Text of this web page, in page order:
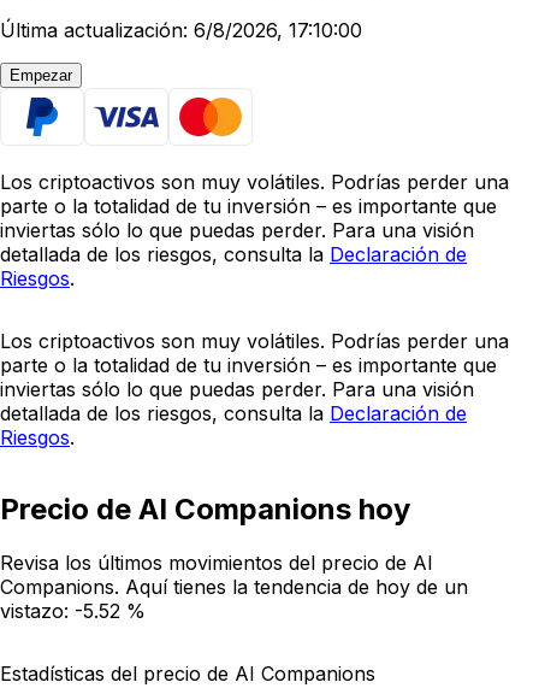
Última actualización: 6/8/2026, 17:10:00
Empezar
Los criptoactivos son muy volátiles. Podrías perder una
parte o la totalidad de tu inversión – es importante que
inviertas sólo lo que puedas perder. Para una visión
detallada de los riesgos, consulta la Declaración de
Riesgos.
Los criptoactivos son muy volátiles. Podrías perder una
parte o la totalidad de tu inversión – es importante que
inviertas sólo lo que puedas perder. Para una visión
detallada de los riesgos, consulta la Declaración de
Riesgos.
Precio de AI Companions hoy
Revisa los últimos movimientos del precio de AI
Companions. Aquí tienes la tendencia de hoy de un
vistazo: -5.52 %
Estadísticas del precio de AI Companions